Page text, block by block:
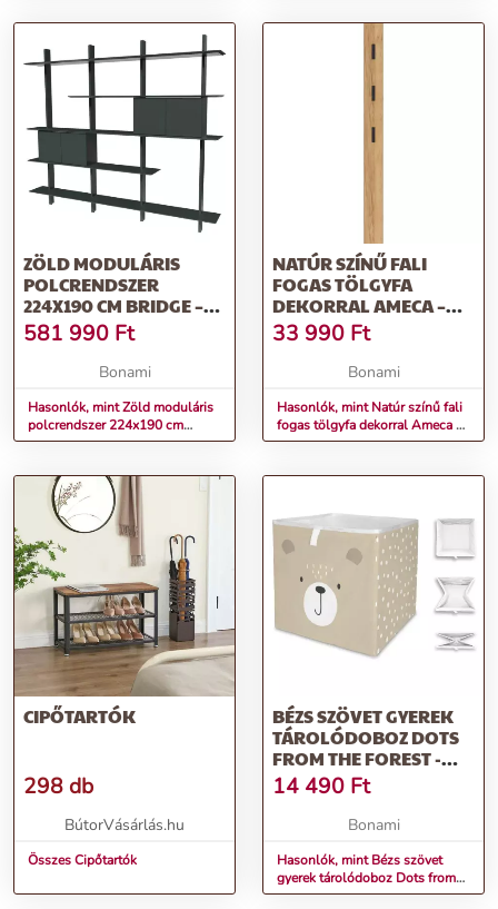
ZÖLD MODULÁRIS
POLCRENDSZER
224X190 CM BRIDGE –
TENZO
581 990 Ft
Bonami
Hasonlók, mint Zöld moduláris
polcrendszer 224x190 cm
Bridge – Tenzo
NATÚR SZÍNŰ FALI
FOGAS TÖLGYFA
DEKORRAL AMECA –
GERMANIA
33 990 Ft
Bonami
Hasonlók, mint Natúr színű fali
fogas tölgyfa dekorral Ameca –
Germania
CIPŐTARTÓK
298 db
BútorVásárlás.hu
Összes Cipőtartók
BÉZS SZÖVET GYEREK
TÁROLÓDOBOZ DOTS
FROM THE FOREST -
BUTTER KINGS
14 490 Ft
Bonami
Hasonlók, mint Bézs szövet
gyerek tárolódoboz Dots from
the Forest - Butter Kings